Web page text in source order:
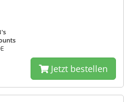
Jetzt bestellen